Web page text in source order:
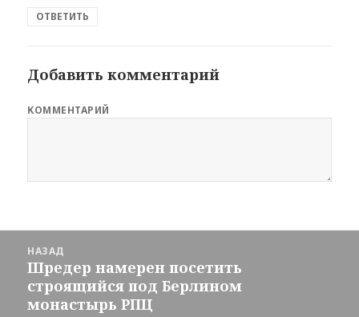
ОТВЕТИТЬ
Добавить комментарий
КОММЕНТАРИЙ
новостям
НАЗАД
Предыдущая
запись:
Шредер намерен посетить
строящийся под Берлином
монастырь РПЦ